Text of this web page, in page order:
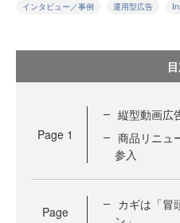
インタビュー／事例 運用型広告
Page 1
縦型動画広
商品リニュ
参入
Page
カギは「冒